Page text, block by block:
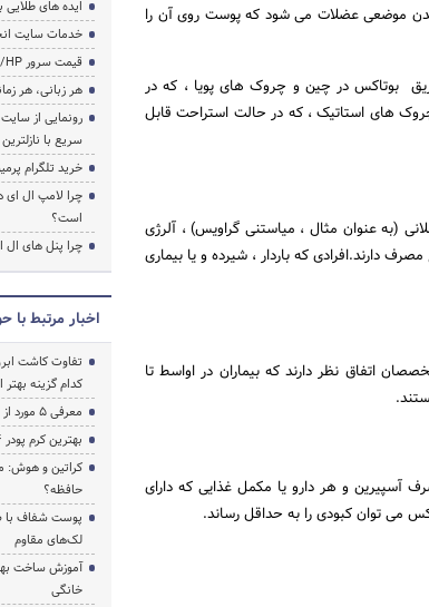
موضعی عضلات می شود که پوست روی آن را
بوتاکس در چین و چروک های پویا ، که در
های استاتیک ، که در حالت استراحت قابل
(به عنوان مثال ، میاستنی گراویس) ، آلرژی
دارند.افرادی که باردار ، شیرده و یا بیماری
و اکثر متخصصان اتفاق نظر دارند که بیماران در اواسط تا
آسپیرین و هر دارو یا مکمل غذایی که دارای
می توان کبودی را به حداقل رساند.
ایده های طلایی
خدمات سایت
قیمت سرور HP/بررسی و خرید سرور اچ پی
هر زبانی، هر
رونمایی از
سریع با
خرید تلگرام
چرا لامپ ال
است؟
چرا پنل های
اخبار مرتبط با
تفاوت کاشت
کدام گزینه
معرفی 5 مورد از بهترین کرم های ضد لک صورت
بهترین کرم پودر 24 ساعته کدام است؟
کراتین و هوش:
حافظه؟
پوست شفاف با
لک‌های مقاوم
آموزش ساخت
خانگی